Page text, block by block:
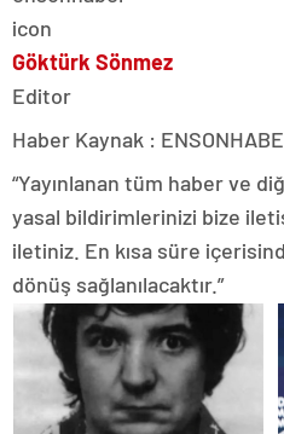
Göktürk Sönmez
Editor
Haber Kaynak :
“Yayınlanan tüm haber ve
yasal bildirimlerinizi bize
iletiniz. En kısa süre
dönüş sağlanılacaktır.”